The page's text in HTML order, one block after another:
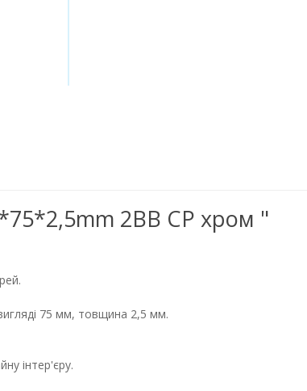
2BB CP хром "
75 мм, товщина 2,5 мм.
інтер'єру.